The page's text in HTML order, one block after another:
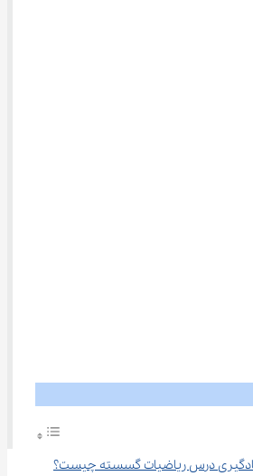
یادگیری درس ریاضیات گسسته چیست؟